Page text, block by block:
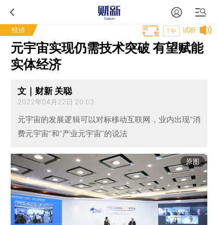
经济 试听
T中
元宇宙实现仍需技术突破 有望赋能
实体经济
文｜财新 关聪
2022年04月22日 20:03
元宇宙的发展逻辑可以对标移动互联网，业内出现“消
费元宇宙”和“产业元宇宙”的说法
原图